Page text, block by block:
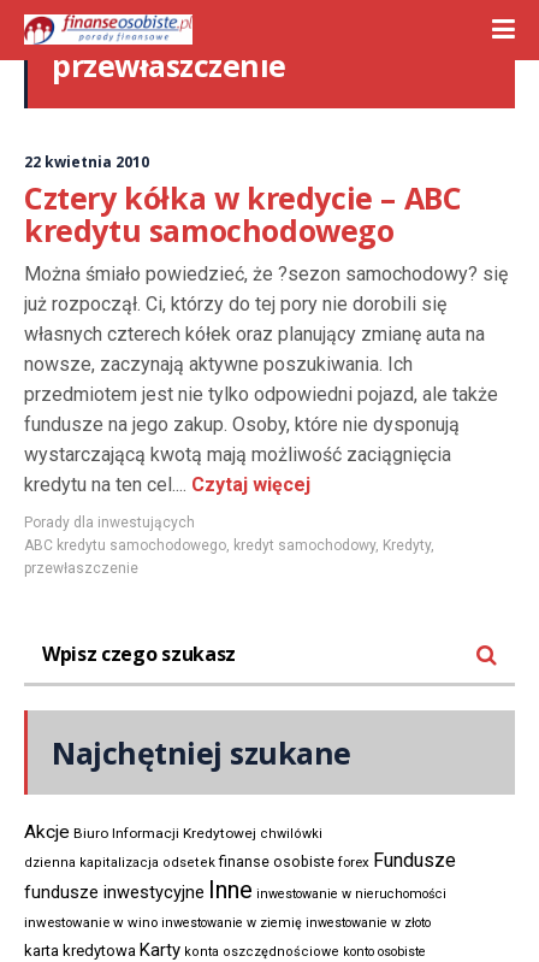
przewłaszczenie
22 kwietnia 2010
Cztery kółka w kredycie – ABC
kredytu samochodowego
Można śmiało powiedzieć, że ?sezon samochodowy? się
już rozpoczął. Ci, którzy do tej pory nie dorobili się
własnych czterech kółek oraz planujący zmianę auta na
nowsze, zaczynają aktywne poszukiwania. Ich
przedmiotem jest nie tylko odpowiedni pojazd, ale także
fundusze na jego zakup. Osoby, które nie dysponują
wystarczającą kwotą mają możliwość zaciągnięcia
kredytu na ten cel.... Czytaj więcej
Porady dla inwestujących
ABC kredytu samochodowego, kredyt samochodowy, Kredyty,
przewłaszczenie
Najchętniej szukane
Akcje Biuro Informacji Kredytowej chwilówki
dzienna kapitalizacja odsetek finanse osobiste forex Fundusze
fundusze inwestycyjne Inne inwestowanie w nieruchomości
inwestowanie w wino inwestowanie w ziemię inwestowanie w złoto
karta kredytowa Karty konta oszczędnościowe konto osobiste